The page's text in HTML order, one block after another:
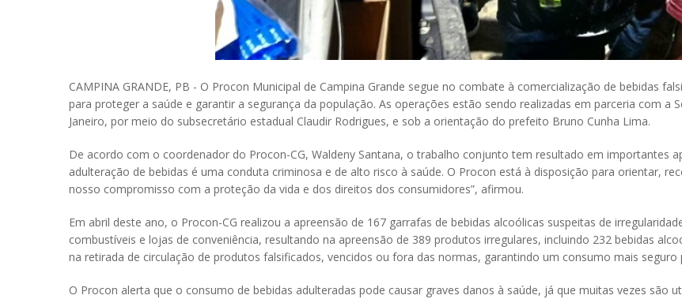
CAMPINA GRANDE, PB - O Procon Municipal de Campina Grande segue no combate à comercialização de bebidas
para proteger a saúde e garantir a segurança da população. As operações estão sendo realizadas em parceria com a
Janeiro, por meio do subsecretário estadual Claudir Rodrigues, e sob a orientação do prefeito Bruno Cunha Lima.
De acordo com o coordenador do Procon-CG, Waldeny Santana, o trabalho conjunto tem resultado em importantes
adulteração de bebidas é uma conduta criminosa e de alto risco à saúde. O Procon está à disposição para orientar,
nosso compromisso com a proteção da vida e dos direitos dos consumidores”, afirmou.
Em abril deste ano, o Procon-CG realizou a apreensão de 167 garrafas de bebidas alcoólicas suspeitas de
combustíveis e lojas de conveniência, resultando na apreensão de 389 produtos irregulares, incluindo 232 bebidas
na retirada de circulação de produtos falsificados, vencidos ou fora das normas, garantindo um consumo mais seguro
O Procon alerta que o consumo de bebidas adulteradas pode causar graves danos à saúde, já que muitas vezes são